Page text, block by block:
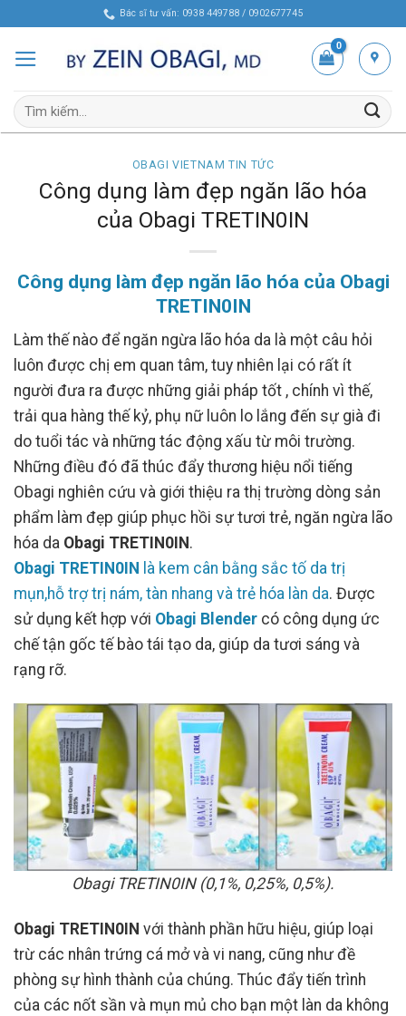
content
Bác sĩ tư vấn: 0938 449788 / 0902677745
Tìm
kiếm:
OBAGI VIETNAM TIN TỨC
Công dụng làm đẹp ngăn lão hóa
của Obagi TRETIN0IN
Công dụng làm đẹp ngăn lão hóa của Obagi
TRETIN0IN
Làm thế nào để ngăn ngừa lão hóa da là một câu hỏi
luôn được chị em quan tâm, tuy nhiên lại có rất ít
người đưa ra được những giải pháp tốt , chính vì thế,
trải qua hàng thế kỷ, phụ nữ luôn lo lắng đến sự già đi
do tuổi tác và những tác động xấu từ môi trường.
Những điều đó đã thúc đẩy thương hiệu nổi tiếng
Obagi nghiên cứu và giới thiệu ra thị trường dòng sản
phẩm làm đẹp giúp phục hồi sự tươi trẻ, ngăn ngừa lão
hóa da Obagi TRETIN0IN .
Obagi TRETIN0IN là kem cân bằng sắc tố da trị
mụn,hỗ trợ trị nám, tàn nhang và trẻ hóa làn da. Được
sử dụng kết hợp với Obagi Blender có công dụng ức
chế tận gốc tế bào tái tạo da, giúp da tươi sáng và
rạng rỡ.
Obagi TRETIN0IN (0,1%, 0,25%, 0,5%).
Obagi TRETIN0IN với thành phần hữu hiệu, giúp loại
trừ các nhân trứng cá mở và vi nang, cũng như đề
phòng sự hình thành của chúng. Thúc đẩy tiến trình
của các nốt sần và mụn mủ cho bạn một làn da không